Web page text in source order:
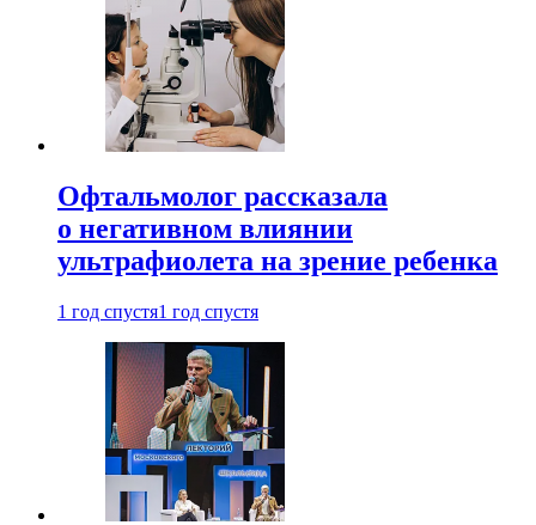
Офтальмолог рассказала
о негативном влиянии
ультрафиолета на зрение ребенка
1 год спустя1 год спустя